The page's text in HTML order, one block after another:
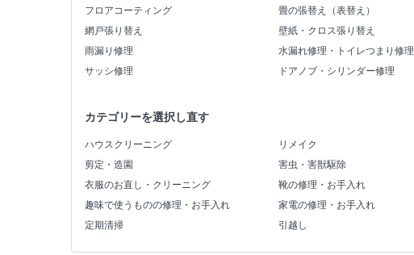
フロアコーティング 畳の張替え（表替え）
網戸張り替え
壁紙・クロス張り替え
雨漏り修理
水漏れ修理・トイレつまり修理
サッシ修理
ドアノブ・シリンダー修理
カテゴリーを選択し直す
ハウスクリーニング リメイク
剪定・造園
害虫・害獣駆除
衣服のお直し・クリーニング
靴の修理・お手入れ
趣味で使うものの修理・お手入れ
家電の修理・お手入れ
定期清掃
引越し